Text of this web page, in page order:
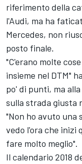
riferimento della
l'Audi, ma ha
Mercedes, non
posto finale.
"C'erano molte
insieme nel DTM"
po' di punti, ma
sulla strada giusta
"Non ho avuto una
vedo l'ora che inizi
fare molto meglio".
Il calendario 2018